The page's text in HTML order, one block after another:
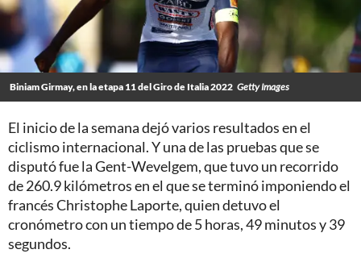
Biniam Girmay, en la etapa 11 del Giro de Italia 2022 Getty Images
El inicio de la semana dejó varios resultados en el
ciclismo internacional. Y una de las pruebas que se
disputó fue la Gent-Wevelgem, que tuvo un recorrido
de 260.9 kilómetros en el que se terminó imponiendo el
francés Christophe Laporte, quien detuvo el
cronómetro con un tiempo de 5 horas, 49 minutos y 39
segundos.